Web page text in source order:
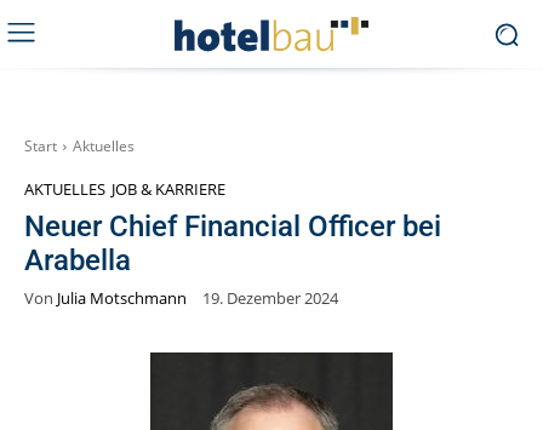
Start Aktuelles
AKTUELLES JOB & KARRIERE
Neuer Chief Financial Officer bei
Arabella
Von Julia Motschmann 19. Dezember 2024